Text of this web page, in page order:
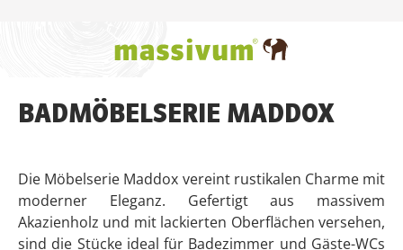
BADMÖBELSERIE MADDOX
Die Möbelserie Maddox vereint rustikalen Charme mit
moderner Eleganz. Gefertigt aus massivem
Akazienholz und mit lackierten Oberflächen versehen,
sind die Stücke ideal für Badezimmer und Gäste-WCs